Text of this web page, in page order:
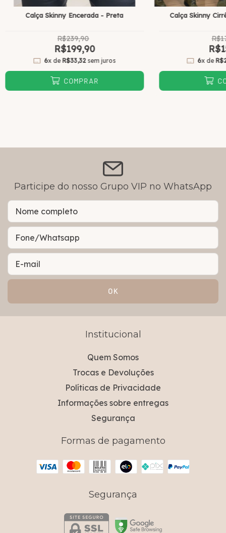
Calça Skinny Encerada - Preta
R$239,90
R$199,90
6x de R$33,32sem juros
COMPRAR
Calça Skinny
6x de
Participe do nosso Grupo VIP no WhatsApp
Institucional
Quem Somos
Trocas e Devoluções
Políticas de Privacidade
Informações sobre entregas
Segurança
Formas de pagamento
Segurança